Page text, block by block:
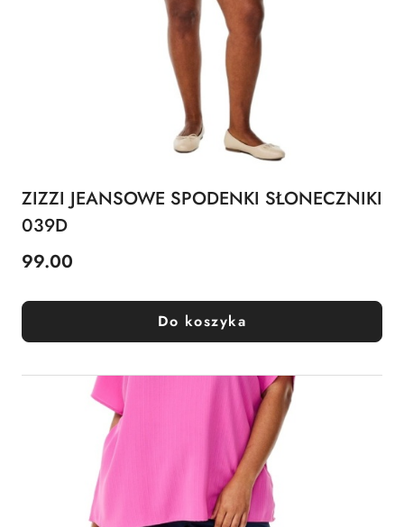
ZIZZI JEANSOWE SPODENKI SŁONECZNIKI
039D
Cena:
99.00
Do koszyka